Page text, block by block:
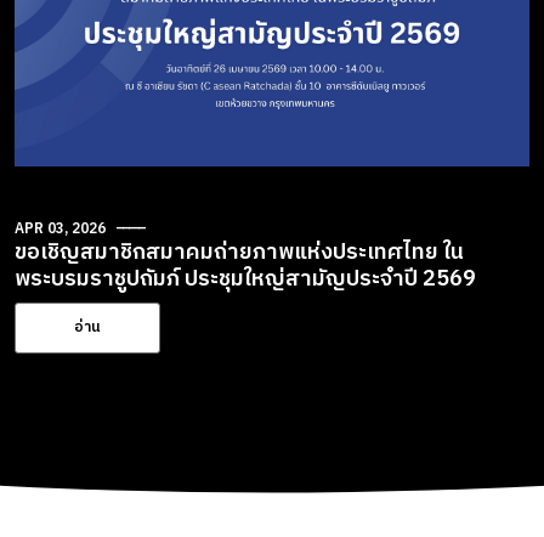
APR 03, 2026
ขอเชิญสมาชิกสมาคมถ่ายภาพแห่งประเทศไทย ใน
พระบรมราชูปถัมภ์ ประชุมใหญ่สามัญประจำปี 2569
อ่าน